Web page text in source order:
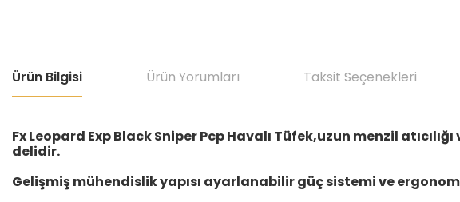
Ürün Bilgisi Ürün Yorumları Taksit Seçenekleri
Fx Leopard Exp Black Sniper Pcp Havalı Tüfek,uzun menzil
delidir.
Gelişmiş mühendislik yapısı ayarlanabilir güç sistemi ve